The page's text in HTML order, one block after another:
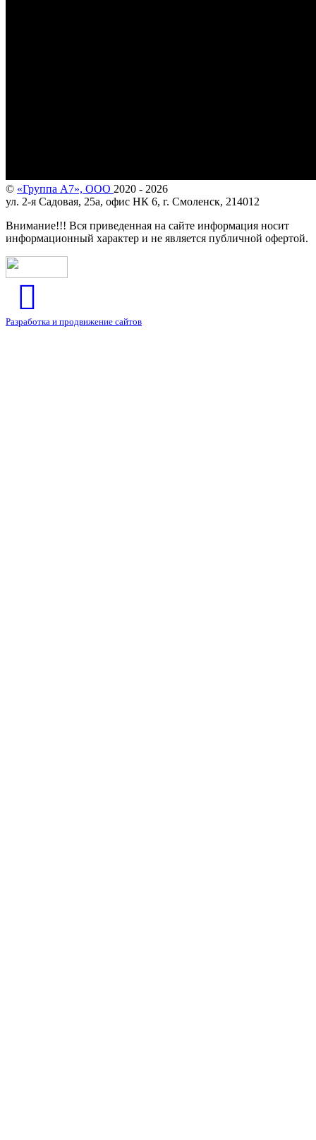
© «Группа А7», ООО 2020 - 2026
ул. 2-я Садовая, 25а, офис НК 6, г. Смоленск, 214012
Внимание!!! Вся приведенная на сайте информация носит
информационный характер и не является публичной офертой.
Разработка и продвижение сайтов